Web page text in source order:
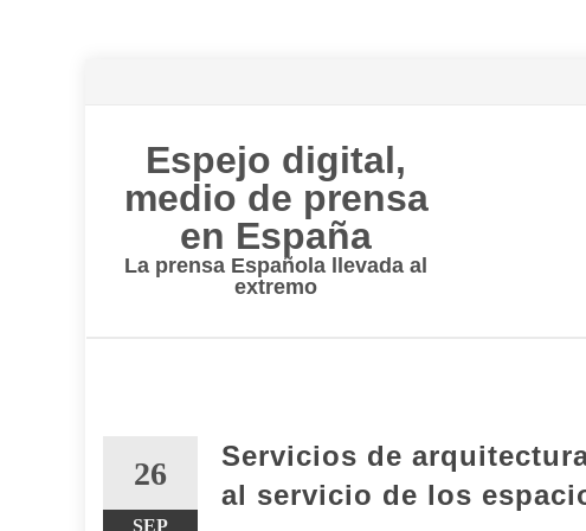
Espejo digital,
medio de prensa
en España
La prensa Española llevada al
extremo
26
SEP
Servicios de
al servicio de los